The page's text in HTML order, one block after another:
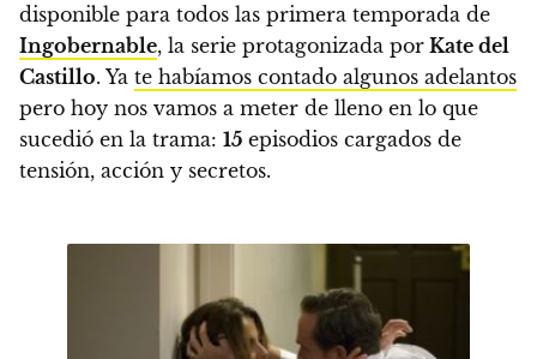
disponible para todos las primera temporada de
Ingobernable, la serie protagonizada por Kate del
Castillo. Ya te habíamos contado algunos adelantos
pero hoy nos vamos a meter de lleno en lo que
sucedió en la trama: 15 episodios cargados de
tensión, acción y secretos.